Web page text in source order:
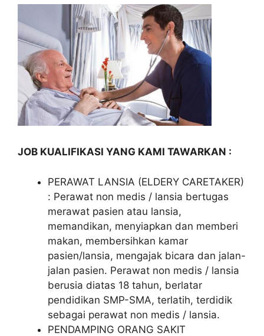
JOB KUALIFIKASI YANG KAMI TAWARKAN :
PERAWAT LANSIA (ELDERY CARETAKER)
: Perawat non medis / lansia bertugas
merawat pasien atau lansia,
memandikan, menyiapkan dan memberi
makan, membersihkan kamar
pasien/lansia, mengajak bicara dan jalan-
jalan pasien. Perawat non medis / lansia
berusia diatas 18 tahun, berlatar
pendidikan SMP-SMA, terlatih, terdidik
sebagai perawat non medis / lansia.
PENDAMPING ORANG SAKIT